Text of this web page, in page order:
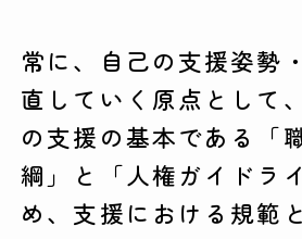
常に、自己の支援姿勢
直していく原点として
の支援の基本である「
綱」と「人権ガイドラ
め、支援における規範